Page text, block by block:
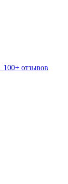
100+ отзывов